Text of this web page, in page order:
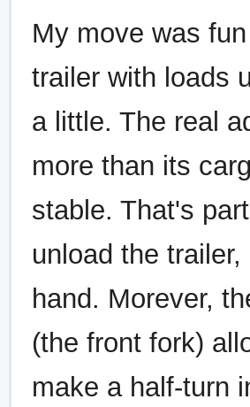
My move was
trailer with loads
a little. The real
more than its
stable. That's
unload the
hand. Morever,
(the front fork)
make a half-turn